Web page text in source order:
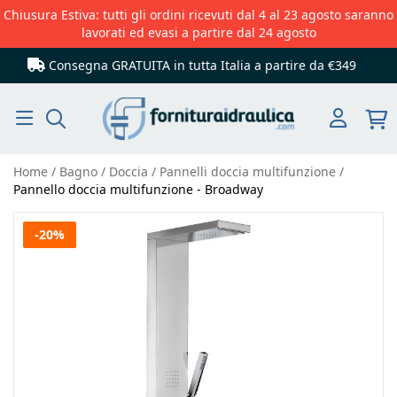
Chiusura Estiva: tutti gli ordini ricevuti dal 4 al 23 agosto saranno
lavorati ed evasi a partire dal 24 agosto
Consegna GRATUITA in tutta Italia a partire da €349
Home Bagno Doccia
Pannelli doccia multifunzione
Pannello doccia multifunzione - Broadway
Vai
-20%